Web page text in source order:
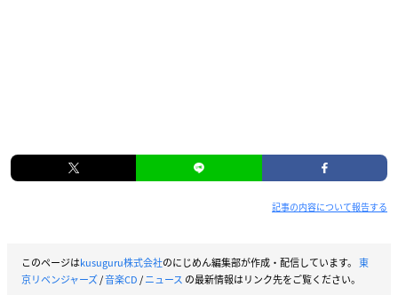
記事の内容について報告する
このページはkusuguru株式会社のにじめん編集部が作成・配信しています。 東
京リベンジャーズ/音楽CD/ニュース の最新情報はリンク先をご覧ください。